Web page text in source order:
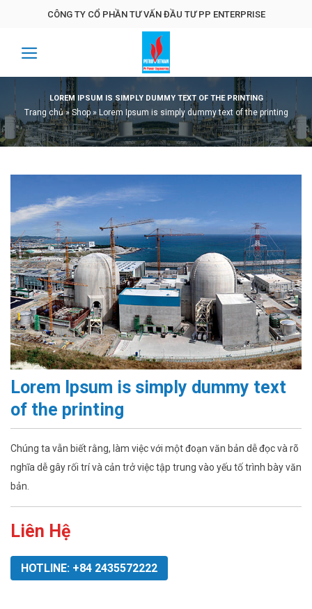
CÔNG TY CỔ PHẦN TƯ VẤN ĐẦU TƯ PP ENTERPRISE
LOREM IPSUM IS SIMPLY DUMMY TEXT OF THE PRINTING
Trang chủ»Shop»Lorem Ipsum is simply dummy text of the printing
Lorem Ipsum is simply dummy text
of the printing
Chúng ta vẫn biết rằng, làm việc với một đoạn văn bản dễ đọc và rõ
nghĩa dễ gây rối trí và cản trở việc tập trung vào yếu tố trình bày văn
bản.
Liên Hệ
HOTLINE: +84 2435572222